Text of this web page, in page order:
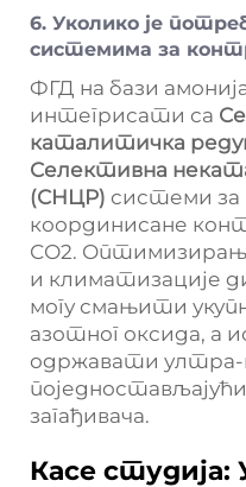
6. Уколико је
системима за
ФГД на бази
интегрисати са
каталитичка
Селективна
(СНЦР) системи
координисане
СО2.
и климатизације
могу смањити
азотног оксида, а
одржавати ултра-
загађивача.
Касе